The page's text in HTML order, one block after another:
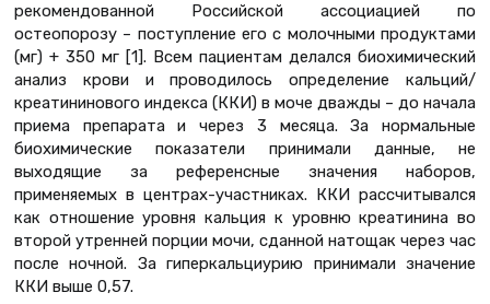
рекомендованной Российской ассоциацией по
остеопорозу – поступление его с молочными продуктами
(мг) + 350 мг [1]. Всем пациентам делался биохимический
анализ крови и проводилось определение кальций/
креатининового индекса (ККИ) в моче дважды – до начала
приема препарата и через 3 месяца. За нормальные
биохимические показатели принимали данные, не
выходящие за референсные значения наборов,
применяемых в центрах-участниках. ККИ рассчитывался
как отношение уровня кальция к уровню креатинина во
второй утренней порции мочи, сданной натощак через час
после ночной. За гиперкальциурию принимали значение
ККИ выше 0,57.